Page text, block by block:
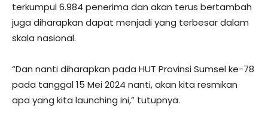
terkumpul 6.984 penerima dan akan terus bertambah
juga diharapkan dapat menjadi yang terbesar dalam
skala nasional.
“Dan nanti diharapkan pada HUT Provinsi Sumsel ke-78
pada tanggal 15 Mei 2024 nanti, akan kita resmikan
apa yang kita launching ini,” tutupnya.